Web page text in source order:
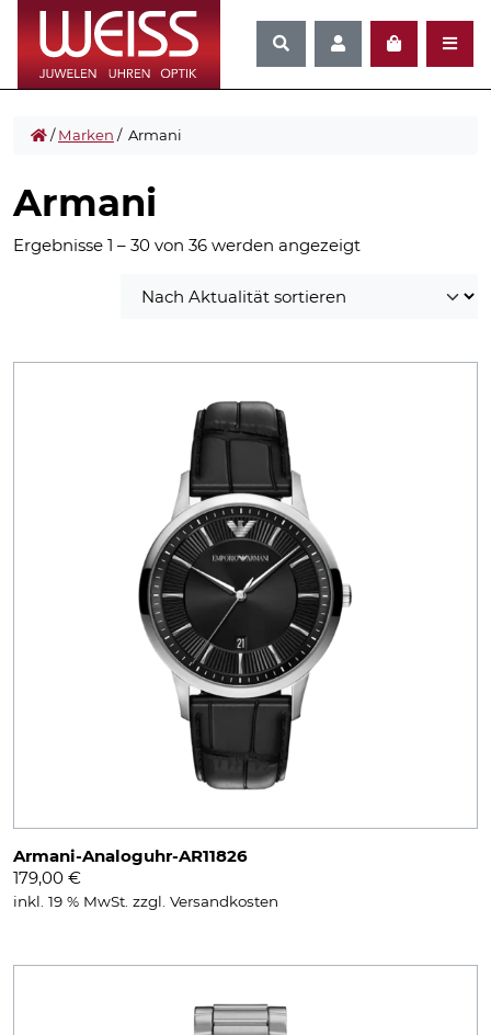
/Marken / Armani
Armani
Ergebnisse 1 – 30 von 36 werden angezeigtNach
Armani-Analoguhr-AR11826
179,00 €
inkl. 19 % MwSt. zzgl. Versandkosten